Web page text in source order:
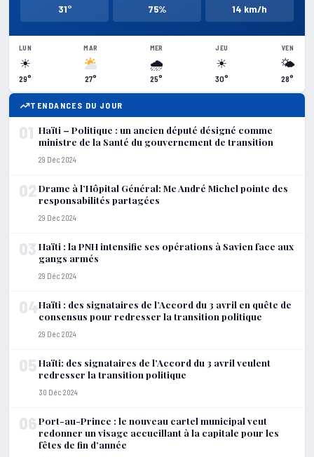
31° 75% 14 km/h
LUN
☀
29°
MAR
27°
MER
🌧
25°
JEU
☀
30°
VEN
🌤
28°
TENDANCES DU JOUR
01 Haïti – Politique : un ancien député désigné comme
ministre de la Santé du gouvernement de transition
29 Déc 2024
02Drame à l’Hôpital Général: Me André Michel pointe des
responsabilités partagées
29 Déc 2024
03 Haïti : la PNH intensifie ses opérations à Savien face aux
gangs armés
29 Déc 2024
04Haïti : des signataires de l’Accord du 3 avril en quête de
consensus pour redresser la transition politique
29 Déc 2024
05Haïti: des signataires de l’Accord du 3 avril veulent
redresser la transition politique
30 Déc 2024
06Port-au-Prince : le nouveau cartel municipal veut
redonner un visage accueillant à la capitale pour les
fêtes de fin d’année